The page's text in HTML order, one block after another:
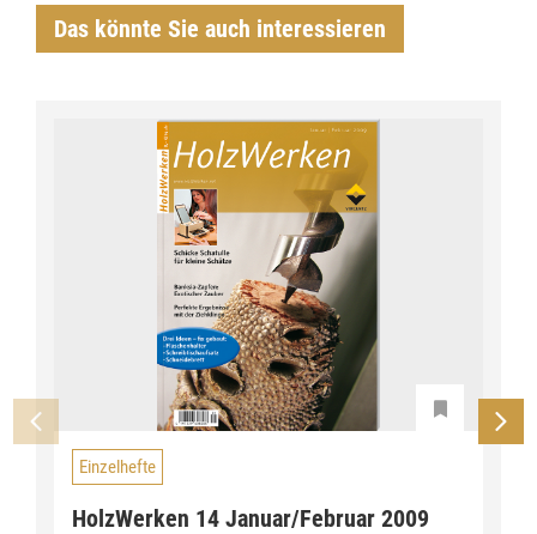
Das könnte Sie auch interessieren
Einzelhefte
HolzWerken 14 Januar/Februar 2009